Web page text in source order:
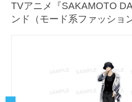
TVアニメ『SAKAMOTO
ンド（モード系ファッショ